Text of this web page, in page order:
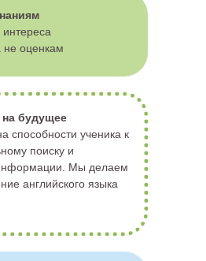
не оценкам
будущее
способности ученика к
поиску и
Мы делаем
английского языка